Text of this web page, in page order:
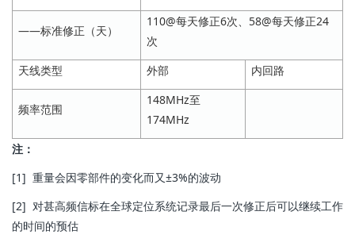
——标准修正（天）
110@每天修正6次、58@每天修正24
次
天线类型
外部 内回路
频率范围
148MHz至
174MHz
注：
[1] 重量会因零部件的变化而又±3%的波动
[2] 对甚高频信标在全球定位系统记录最后一次修正后可以继续工作
的时间的预估